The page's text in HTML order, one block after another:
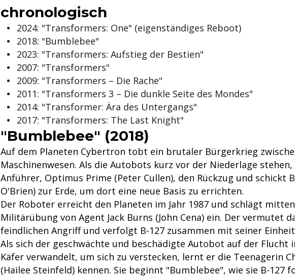
chronologisch
2024: "Transformers: One" (eigenständiges Reboot)
2018: "Bumblebee"
2023: "Transformers: Aufstieg der Bestien"
2007: "Transformers"
2009: "Transformers – Die Rache"
2011: "Transformers 3 – Die dunkle Seite des Mondes"
2014: "Transformer: Ära des Untergangs"
2017: "Transformers: The Last Knight"
"Bumblebee" (2018)
Auf dem Planeten Cybertron tobt ein brutaler Bürgerkrieg
Maschinenwesen. Als die Autobots kurz vor der Niederlage
Anführer, Optimus Prime (Peter Cullen), den Rückzug und schickt
O'Brien) zur Erde, um dort eine neue Basis zu errichten.
Der Roboter erreicht den Planeten im Jahr 1987 und schlägt
Militärübung von Agent Jack Burns (John Cena) ein. Der vermutet
feindlichen Angriff und verfolgt B-127 zusammen mit seiner
Als sich der geschwächte und beschädigte Autobot auf der Flucht
Käfer verwandelt, um sich zu verstecken, lernt er die Teenagerin
(Hailee Steinfeld) kennen. Sie beginnt "Bumblebee", wie sie B-127